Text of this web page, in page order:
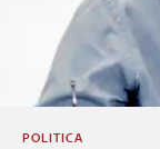
POLITICA